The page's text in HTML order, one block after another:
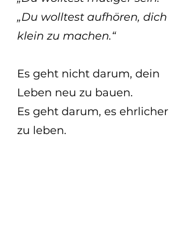
„Du wolltest aufhören, dich
klein zu machen.“
Es geht nicht darum, dein
Leben neu zu bauen.
Es geht darum, es ehrlicher
zu leben.